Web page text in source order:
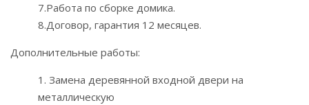
7.Работа по сборке домика.
8.Договор, гарантия 12 месяцев.
Дополнительные работы:
1. Замена деревянной входной двери на
металлическую